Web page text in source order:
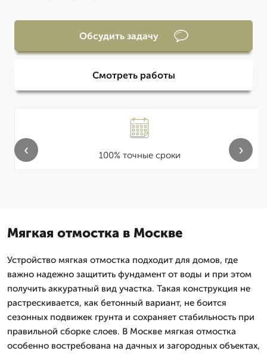
Обсудить задачу
Смотреть работы
100% точные сроки
‹ ›
Мягкая отмостка в Москве
Устройство мягкая отмостка подходит для домов, где
важно надежно защитить фундамент от воды и при этом
получить аккуратный вид участка. Такая конструкция не
растрескивается, как бетонный вариант, не боится
сезонных подвижек грунта и сохраняет стабильность при
правильной сборке слоев. В Москве мягкая отмостка
особенно востребована на дачных и загородных объектах,